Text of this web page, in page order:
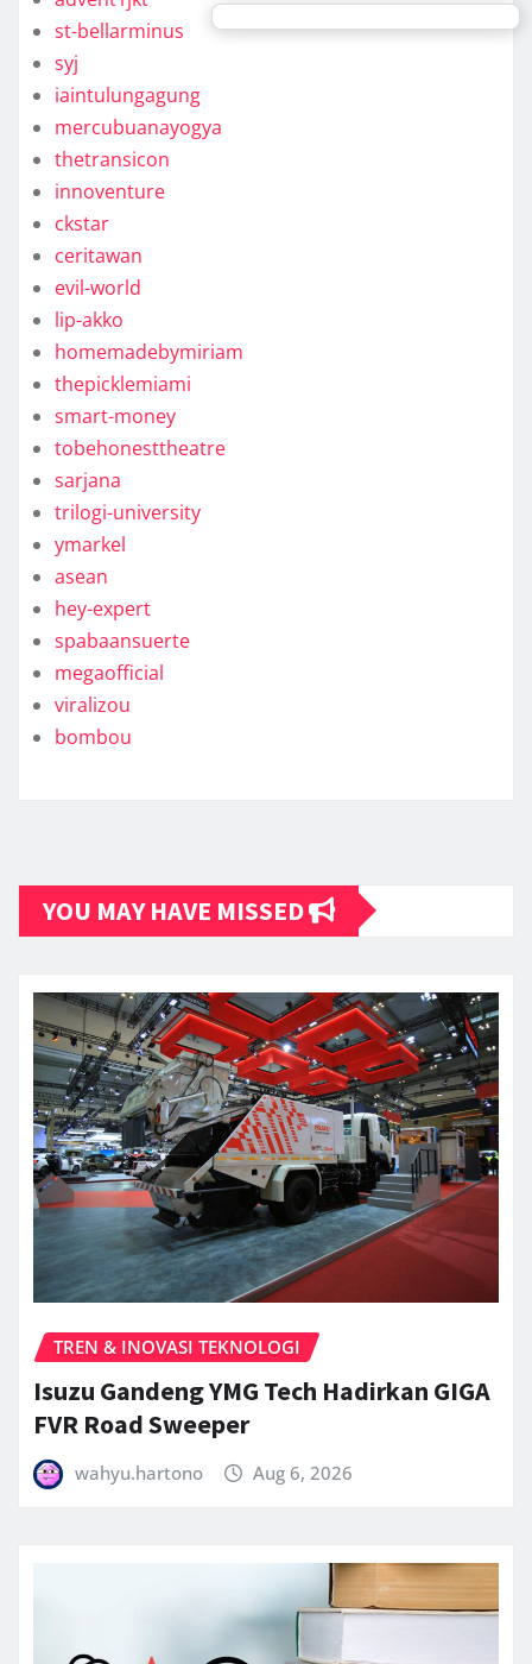
st-bellarminus
syj
iaintulungagung
mercubuanayogya
thetransicon
innoventure
ckstar
ceritawan
evil-world
lip-akko
homemadebymiriam
thepicklemiami
smart-money
tobehonesttheatre
sarjana
trilogi-university
ymarkel
asean
hey-expert
spabaansuerte
megaofficial
viralizou
bombou
YOU MAY HAVE MISSED
TREN & INOVASI TEKNOLOGI
Isuzu Gandeng YMG Tech Hadirkan GIGA
FVR Road Sweeper
wahyu.hartono Aug 6, 2026